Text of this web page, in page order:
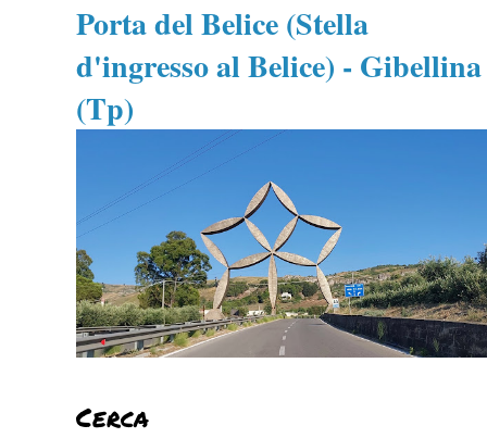
Porta del Belice (Stella
d'ingresso al Belice) - Gibellina
(Tp)
Cerca